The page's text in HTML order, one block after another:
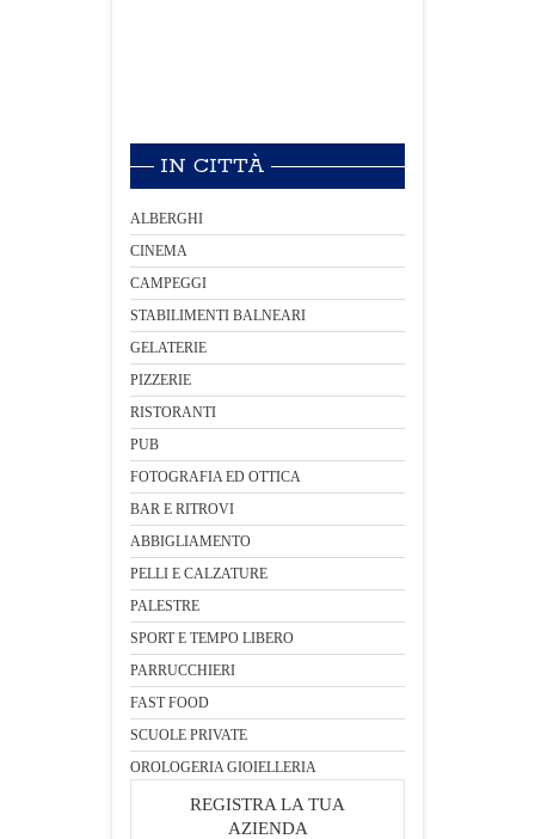
IN CITTÀ
ALBERGHI
CINEMA
CAMPEGGI
STABILIMENTI BALNEARI
GELATERIE
PIZZERIE
RISTORANTI
PUB
FOTOGRAFIA ED OTTICA
BAR E RITROVI
ABBIGLIAMENTO
PELLI E CALZATURE
PALESTRE
SPORT E TEMPO LIBERO
PARRUCCHIERI
FAST FOOD
SCUOLE PRIVATE
OROLOGERIA GIOIELLERIA
REGISTRA LA TUA
AZIENDA